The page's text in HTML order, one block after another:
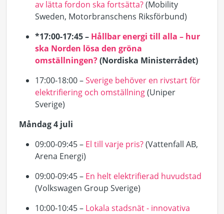
av lätta fordon ska fortsätta?(Mobility
Sweden, Motorbranschens Riksförbund)
*17:00-17:45 – Hållbar energi till alla – hur
ska Norden lösa den gröna
omställningen?(Nordiska Ministerrådet)
17:00-18:00 –Sverige behöver en rivstart för
elektrifiering och omställning(Uniper
Sverige)
Måndag 4 juli
09:00-09:45 – El till varje pris?(Vattenfall AB,
Arena Energi)
09:00-09:45 – En helt elektrifierad huvudstad
(Volkswagen Group Sverige)
10:00-10:45 – Lokala stadsnät - innovativa